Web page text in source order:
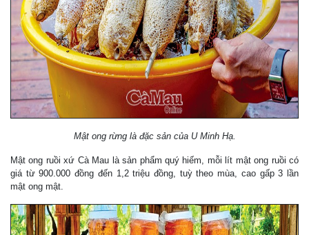
Mật ong rừng là đặc sản của U Minh Hạ.
Mật ong ruồi xứ Cà Mau là sản phẩm quý hiếm, mỗi lít mật ong ruồi có
giá từ 900.000 đồng đến 1,2 triệu đồng, tuỳ theo mùa, cao gấp 3 lần
mật ong mật.